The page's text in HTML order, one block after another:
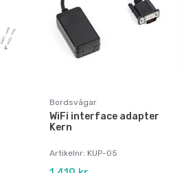
Bordsvågar
WiFi interface adapter
Kern
Artikelnr: KUP-05